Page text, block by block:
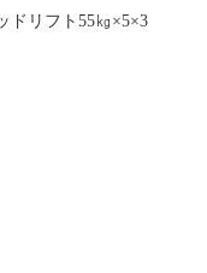
ドリフト55㎏×5×3